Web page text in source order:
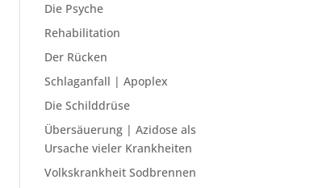
Die Psyche
Rehabilitation
Der Rücken
Schlaganfall | Apoplex
Die Schilddrüse
Übersäuerung | Azidose als
Ursache vieler Krankheiten
Volkskrankheit Sodbrennen